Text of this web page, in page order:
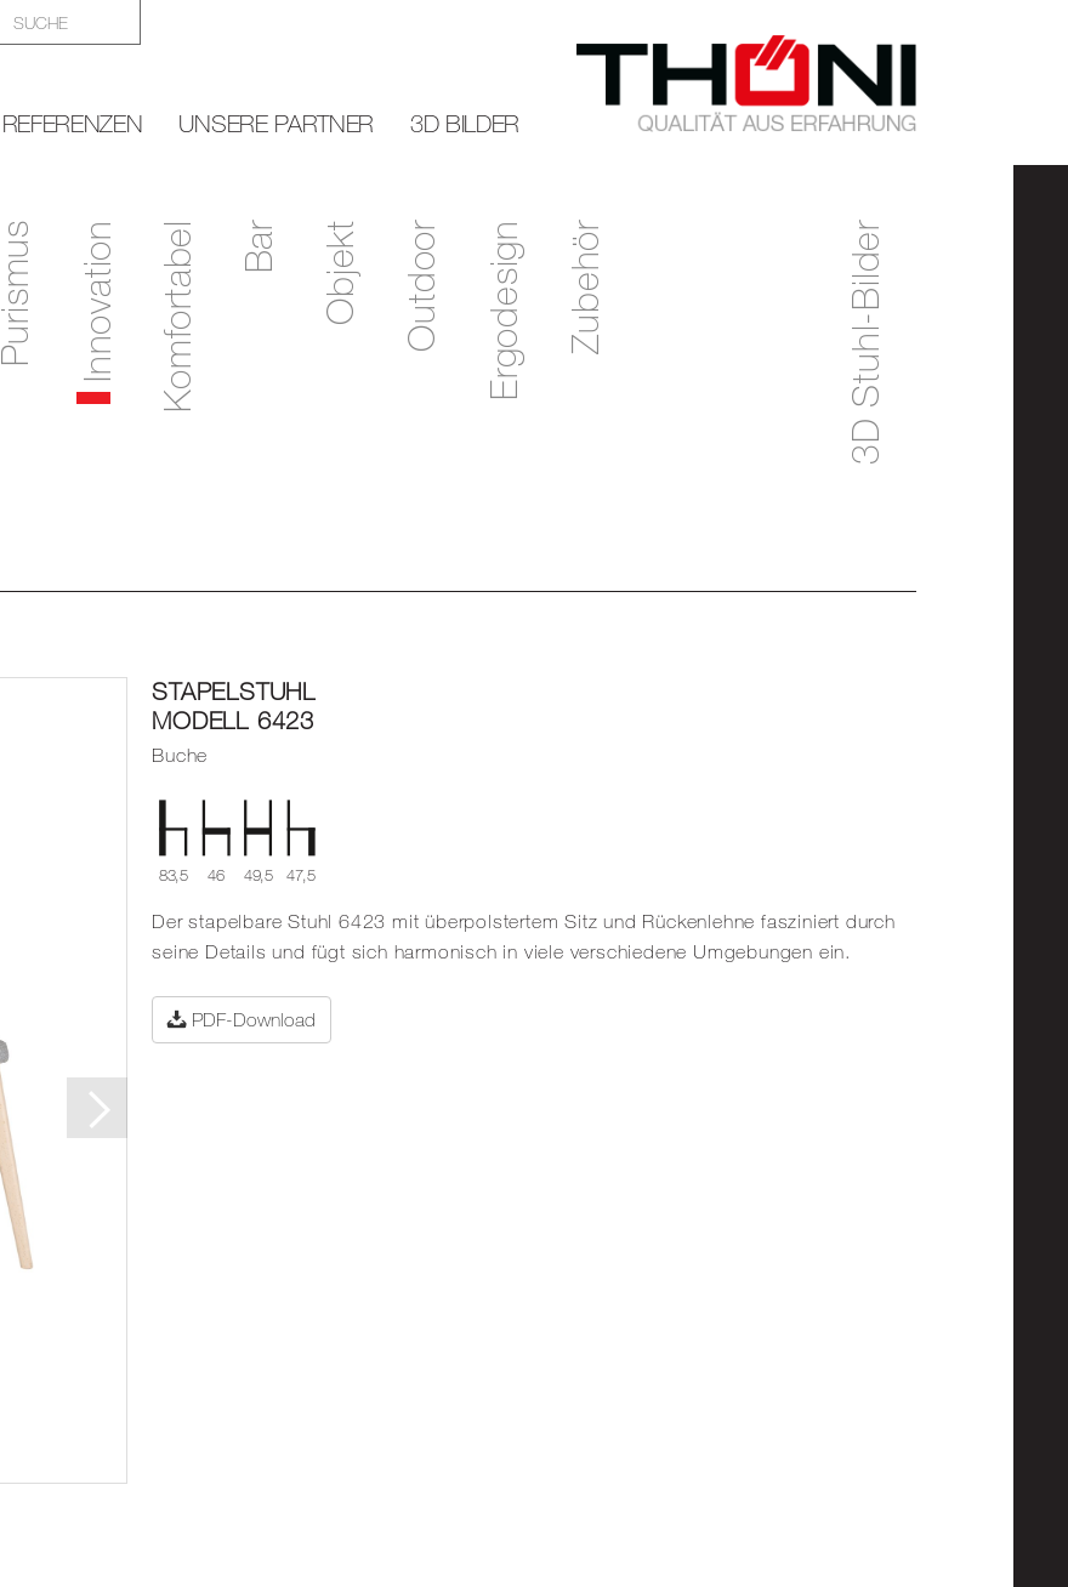
REFERENZEN UNSERE PARTNER 3D BILDER
Purismus Innovation Komfortabel Bar Objekt Outdoor Ergodesign Zubehör 3D Stuhl-Bilder
STAPELSTUHL
MODELL 6423
Buche
83,5 46 49,5 47,5
Der stapelbare Stuhl 6423 mit überpolstertem Sitz und Rückenlehne fasziniert durch
seine Details und fügt sich harmonisch in viele verschiedene Umgebungen ein.
PDF-Download